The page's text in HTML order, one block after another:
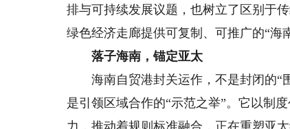
排与可持续发展议题，也树立了区别于
绿色经济走廊提供可复制、可推广的“海
落子海南，锚定亚太
海南自贸港封关运作，不是封闭的“围
是引领区域合作的“示范之举”。它以制
力，推动着规则标准融合，正在重塑亚太